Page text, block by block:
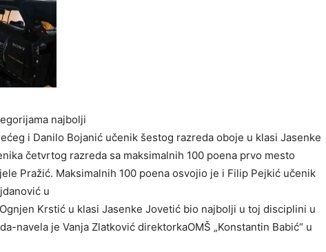
najbolji
i Danilo Bojanić učenik šestog razreda oboje u klasi Jasenke
četvrtog razreda sa maksimalnih 100 poena prvo mesto
Pražić. Maksimalnih 100 poena osvojio je i Filip Pejkić učenik
u
Krstić u klasi Jasenke Jovetić bio najbolji u toj disciplini u
navela je Vanja Zlatković direktorkaOMŠ „Konstantin Babić“ u